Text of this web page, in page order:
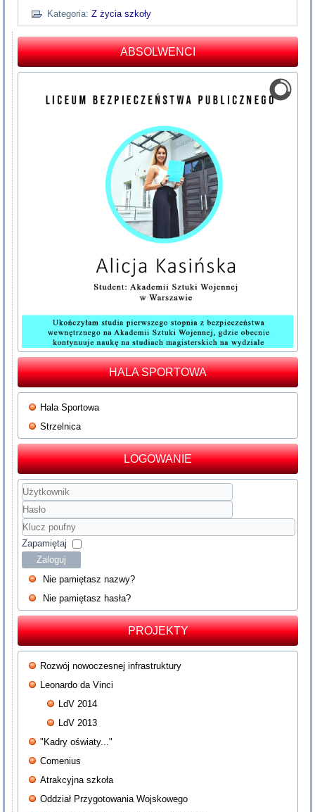
Kategoria:Z życia szkoły
ABSOLWENCI
HALA SPORTOWA
Hala Sportowa
Strzelnica
LOGOWANIE
Użytkownik
Hasło
Klucz
poufny
Zapamiętaj
Zaloguj
Nie pamiętasz nazwy?
Nie pamiętasz hasła?
PROJEKTY
Rozwój nowoczesnej infrastruktury
Leonardo da Vinci
LdV 2014
LdV 2013
"Kadry oświaty..."
Comenius
Atrakcyjna szkoła
Oddział Przygotowania Wojskowego